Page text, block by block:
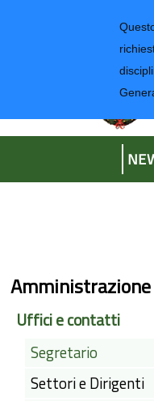
Regione Liguria
Amministrazione
Uffici e contatti
Segretario
Settori e Dirigenti